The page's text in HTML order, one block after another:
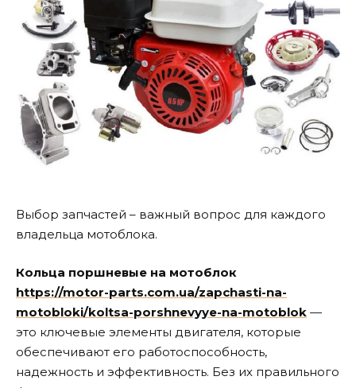
Выбор запчастей – важный вопрос для каждого
владельца мотоблока.
Кольца поршневые на мотоблок
https://motor-parts.com.ua/zapchasti-na-
motobloki/koltsa-porshnevyye-na-motoblok —
это ключевые элементы двигателя, которые
обеспечивают его работоспособность,
надежность и эффективность. Без их правильного